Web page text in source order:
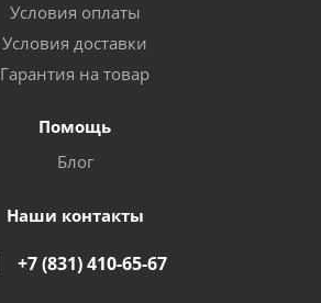
Условия оплаты
Условия доставки
Гарантия на товар
Помощь
Блог
Наши контакты
+7 (831) 410-65-67